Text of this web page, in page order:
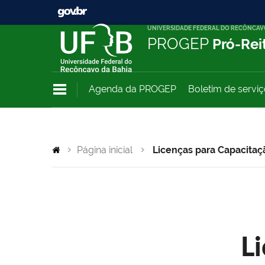
UNIVERSIDADE FEDERAL DO
PROGEP Pró-
Agenda da PROGEP Boletim de
Página inicial Licenças para